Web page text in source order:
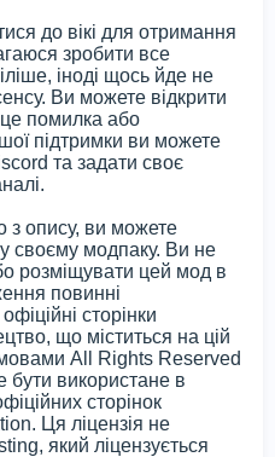
до вікі для отримання
зробити все
іноді щось йде не
Ви можете відкрити
помилка або
підтримки ви можете
та задати своє
з опису, ви можете
своєму модпаку. Ви не
розміщувати цей мод в
повинні
сторінки
що міститься на цій
All Rights Reserved
бути використане в
сторінок
Ця ліцензія не
який ліцензується